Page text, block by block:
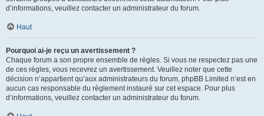
d’informations, veuillez contacter un administrateur du forum.
Haut
Pourquoi ai-je reçu un avertissement ?
Chaque forum a son propre ensemble de règles. Si vous ne respectez pas une
de ces règles, vous recevrez un avertissement. Veuillez noter que cette
décision n’appartient qu’aux administrateurs du forum, phpBB Limited n’est en
aucun cas responsable du règlement instauré sur cet espace. Pour plus
d’informations, veuillez contacter un administrateur du forum.